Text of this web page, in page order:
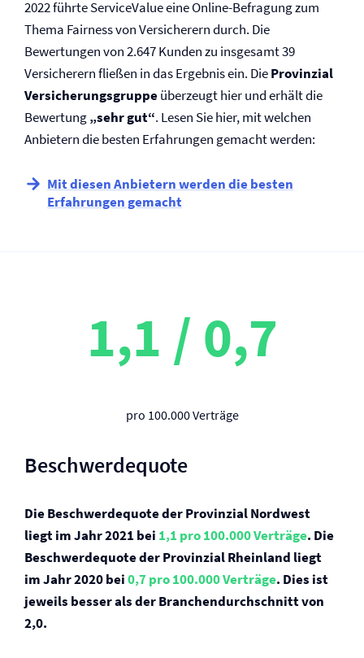
2022 führte ServiceValue eine Online-Befragung zum
Thema Fairness von Versicherern durch. Die
Bewertungen von 2.647 Kunden zu insgesamt 39
Versicherern fließen in das Ergebnis ein. DieProvinzial
Versicherungsgruppeüberzeugt hier und erhält die
Bewertung„sehr gut“. Lesen Sie hier, mit welchen
Anbietern die besten Erfahrungen gemacht werden:
Mit diesen Anbietern werden die besten
Erfahrungen gemacht
1,1 / 0,7
pro 100.000 Verträge
Beschwerdequote
Die Beschwerdequote der Provinzial Nordwest
liegt im Jahr 2021 bei 1,1 pro 100.000 Verträge. Die
Beschwerdequote der Provinzial Rheinland liegt
im Jahr 2020 bei0,7 pro 100.000 Verträge. Dies ist
jeweils besser als der Branchendurchschnitt von
2,0.